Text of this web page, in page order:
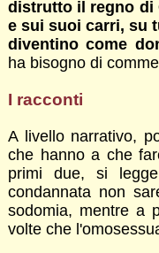
distrutto il regno di
e sui suoi carri, su
diventino come
ha bisogno di
I racconti
A livello narrativo,
che hanno a che
primi due, si
condannata non
sodomia, mentre a
volte che